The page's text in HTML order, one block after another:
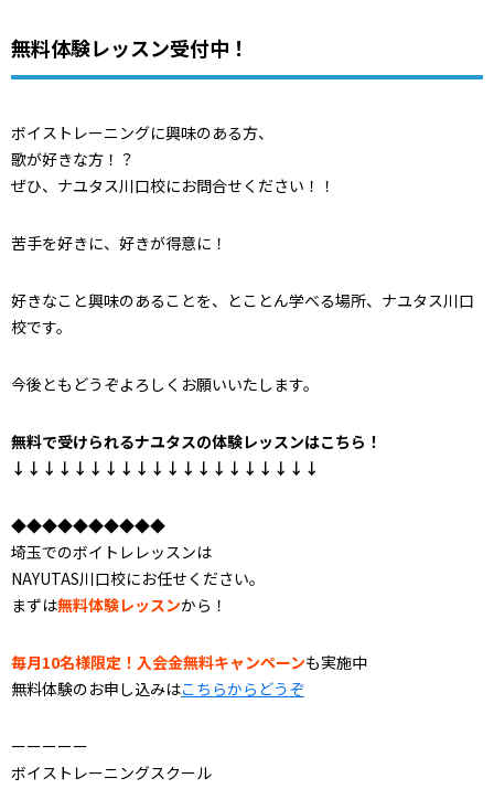
無料体験レッスン受付中！
ボイストレーニングに興味のある方、
歌が好きな方！？
ぜひ、ナユタス川口校にお問合せください！！
苦手を好きに、好きが得意に！
好きなこと興味のあることを、とことん学べる場所、ナユタス川口
校です。
今後ともどうぞよろしくお願いいたします。
無料で受けられるナユタスの体験レッスンはこちら！
↓↓↓↓↓↓↓↓↓↓↓↓↓↓↓↓↓↓↓↓
◆◆◆◆◆◆◆◆◆◆
埼玉でのボイトレレッスンは
NAYUTAS川口校にお任せください。
まずは無料体験レッスンから！
毎月10名様限定！入会金無料キャンペーンも実施中
無料体験のお申し込みはこちらからどうぞ
ーーーーー
ボイストレーニングスクール